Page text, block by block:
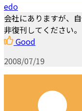
edo
会社にありますが、
非復刊してください。
Good
2008/07/19